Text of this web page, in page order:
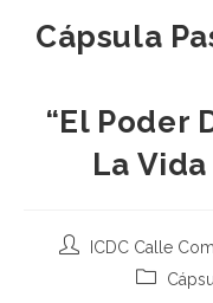
Cápsula
“El Poder
La
ICDC Calle